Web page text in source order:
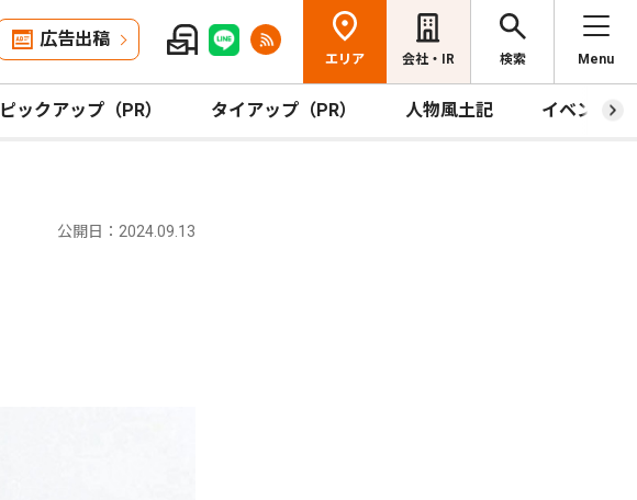
広告出稿
エリア 会社・IR 検索 Menu
ピックアップ（PR） タイアップ（PR） 人物風土記 イベント
公開日：2024.09.13